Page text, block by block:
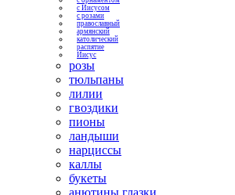
с Иисусом
с розами
православный
армянский
католический
распятие
Иисус
розы
тюльпаны
лилии
гвоздики
пионы
ландыши
нарциссы
каллы
букеты
анютины глазки